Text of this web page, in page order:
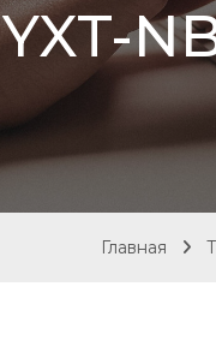
YXT-
Главная